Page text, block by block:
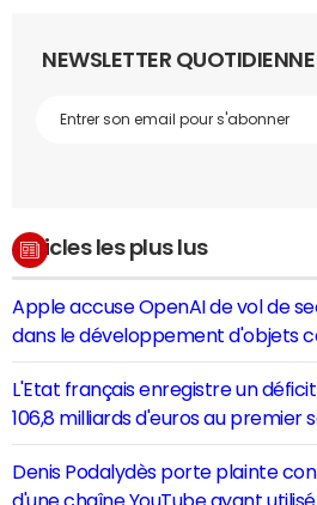
NEWSLETTER QUOTIDIENNE
Articles les plus lus
Apple accuse OpenAI de vol de
dans le développement d'objets
L'Etat français enregistre un
106,8 milliards d'euros au premier
Denis Podalydès porte plainte
d'une chaîne YouTube ayant